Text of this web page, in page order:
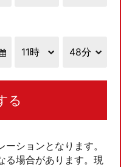
る
ションとなります。
る場合があります。現